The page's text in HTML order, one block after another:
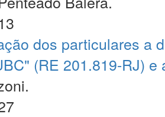
dos particulares a
(RE 201.819-RJ)